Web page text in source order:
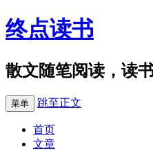
终点读书
散文随笔阅读，读
菜单 跳至正文
首页
文章